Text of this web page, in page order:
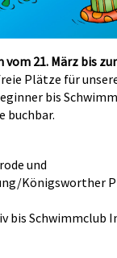
vom 21. März bis
Plätze für
bis
buchbar.
und
Königsworther
bis Schwimmclub